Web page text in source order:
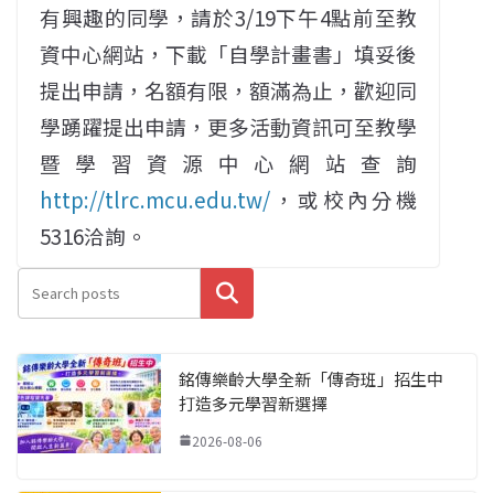
有興趣的同學，請於3/19下午4點前至教
資中心網站，下載「自學計畫書」填妥後
提出申請，名額有限，額滿為止，歡迎同
學踴躍提出申請，更多活動資訊可至教學
暨學習資源中心網站查詢
http://tlrc.mcu.edu.tw/ ，或校內分機
5316洽詢。
搜尋
銘傳樂齡大學全新「傳奇班」招生中
打造多元學習新選擇
2026-08-06